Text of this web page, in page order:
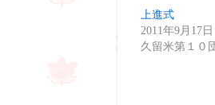
共
有
(新
し
い
ウ
ッ
ク
し
上進式
2011年9月17日
久留米第１０